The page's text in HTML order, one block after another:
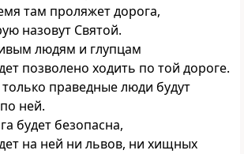
там проляжет дорога,
назовут Святой.
людям и глупцам
позволено ходить по той дороге.
праведные люди будут
ней.
будет безопасна,
на ней ни львов, ни хищных